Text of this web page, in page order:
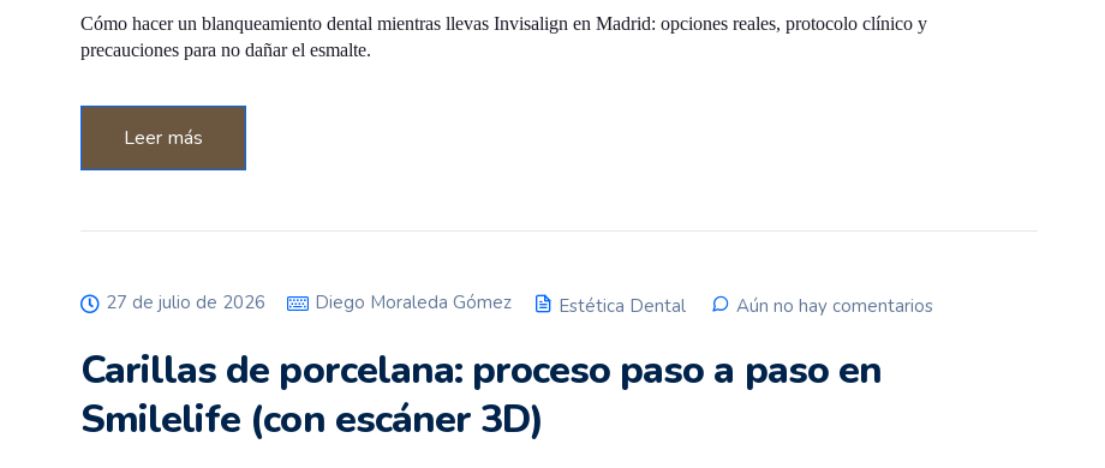
Cómo hacer un blanqueamiento dental mientras llevas Invisalign en Madrid: opciones reales, protocolo clínico y
precauciones para no dañar el esmalte.
Leer más
27 de julio de 2026 Diego Moraleda Gómez Estética Dental Aún no hay comentarios
Carillas de porcelana: proceso paso a paso en
Smilelife (con escáner 3D)